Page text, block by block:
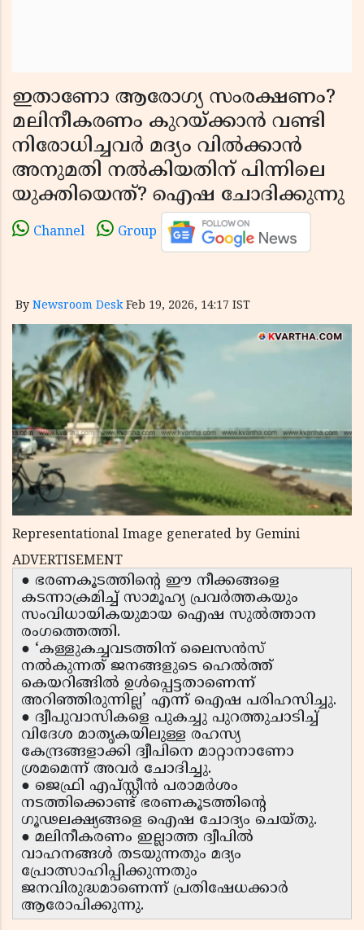
ഇതാണോ ആരോഗ്യ സംരക്ഷണം?
മലിനീകരണം കുറയ്ക്കാൻ വണ്ടി
നിരോധിച്ചവർ മദ്യം വിൽക്കാൻ
അനുമതി നൽകിയതിന് പിന്നിലെ
യുക്തിയെന്ത്? ഐഷ ചോദിക്കുന്നു
Channel Group
By Newsroom Desk Feb 19, 2026, 14:17 IST
Representational Image generated by Gemini
ADVERTISEMENT
● ഭരണകൂടത്തിന്റെ ഈ നീക്കങ്ങളെ
കടന്നാക്രമിച്ച് സാമൂഹ്യ പ്രവർത്തകയും
സംവിധായികയുമായ ഐഷ സുൽത്താന
രംഗത്തെത്തി.
● ‘കള്ളുകച്ചവടത്തിന് ലൈസൻസ്
നൽകുന്നത് ജനങ്ങളുടെ ഹെൽത്ത്
കെയറിങ്ങിൽ ഉൾപ്പെട്ടതാണെന്ന്
അറിഞ്ഞിരുന്നില്ല’ എന്ന് ഐഷ പരിഹസിച്ചു.
● ദ്വീപുവാസികളെ പുകച്ചു പുറത്തുചാടിച്ച്
വിദേശ മാതൃകയിലുള്ള രഹസ്യ
കേന്ദ്രങ്ങളാക്കി ദ്വീപിനെ മാറ്റാനാണോ
ശ്രമമെന്ന് അവർ ചോദിച്ചു.
● ജെഫ്രി എപ്‌സ്റ്റീൻ പരാമർശം
നടത്തിക്കൊണ്ട് ഭരണകൂടത്തിന്റെ
ഗൂഢലക്ഷ്യങ്ങളെ ഐഷ ചോദ്യം ചെയ്തു.
● മലിനീകരണം ഇല്ലാത്ത ദ്വീപിൽ
വാഹനങ്ങൾ തടയുന്നതും മദ്യം
പ്രോത്സാഹിപ്പിക്കുന്നതും
ജനവിരുദ്ധമാണെന്ന് പ്രതിഷേധക്കാർ
ആരോപിക്കുന്നു.